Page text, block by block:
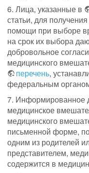
6. Лица, указанные в
статьи, для
помощи при выборе
на срок их выбора
добровольное
медицинского
перечень,
федеральным
7. Информированное
медицинское
медицинского
письменной форме,
одним из родителей
представителем,
содержится в